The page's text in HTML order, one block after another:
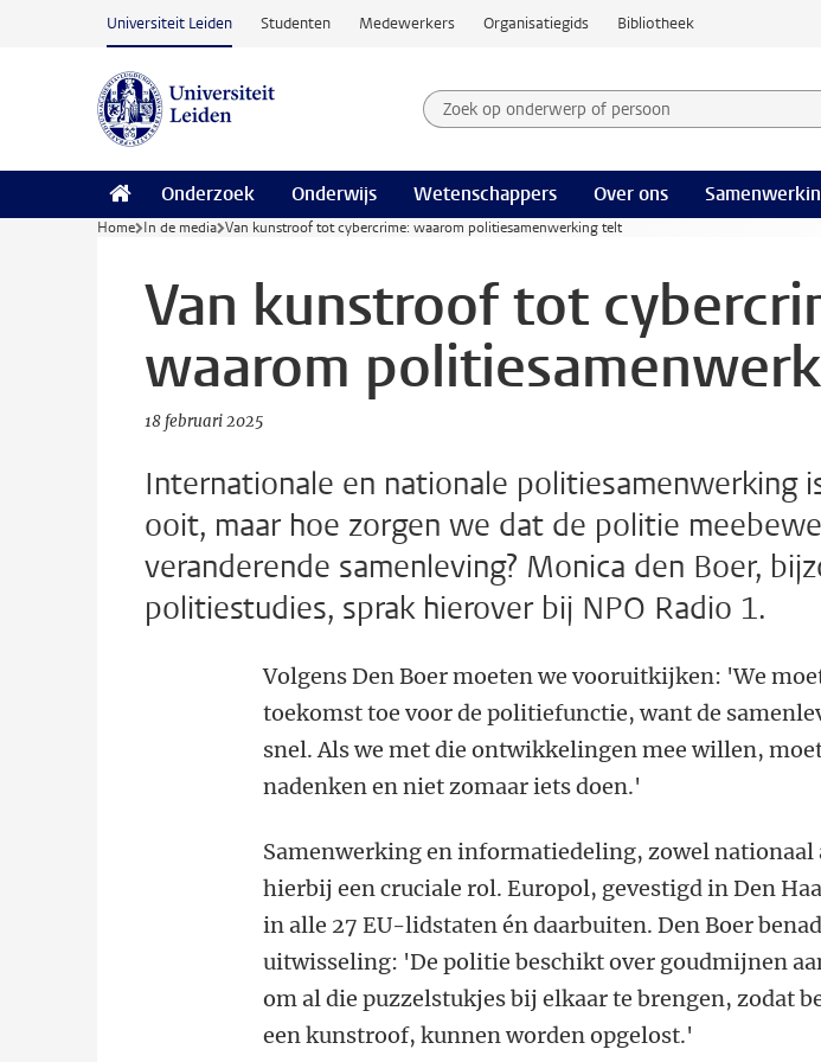
Ga naar hoofdinhoud
Universiteit Leiden Studenten Medewerkers Organisatiegids Bibliotheek
Zoek op onderwerp of persoon en
Zoekterm
Onderzoek Onderwijs Wetenschappers Over ons
Home In de media Van kunstroof tot cybercrime: waarom politiesamenwerking telt
Van kunstroof tot
waarom
18 februari 2025
Internationale en nationale politiesamenwerking
ooit, maar hoe zorgen we dat de politie
veranderende samenleving? Monica den Boer,
politiestudies, sprak hierover bij NPO Radio 1.
Volgens Den Boer moeten we vooruitkijken: 'We
toekomst toe voor de politiefunctie, want de
snel. Als we met die ontwikkelingen mee willen,
nadenken en niet zomaar iets doen.'
Samenwerking en informatiedeling, zowel
hierbij een cruciale rol. Europol, gevestigd in Den
in alle 27 EU-lidstaten én daarbuiten. Den Boer
uitwisseling: 'De politie beschikt over goudmijnen
om al die puzzelstukjes bij elkaar te brengen, zodat
een kunstroof, kunnen worden opgelost.'